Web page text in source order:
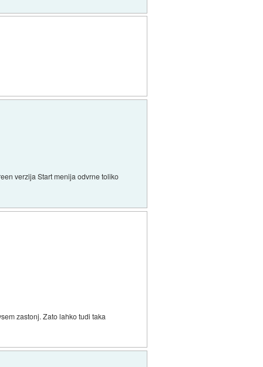
verzija Start menija odvrne toliko
zastonj. Zato lahko tudi taka